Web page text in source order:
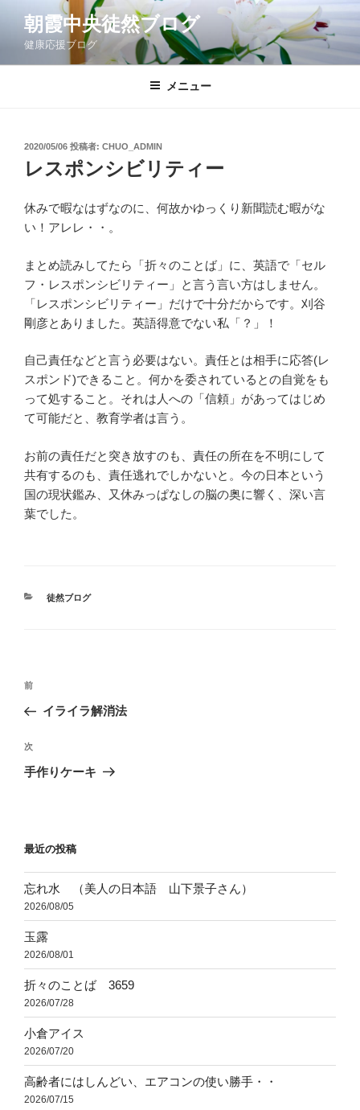
ン
朝霞中央徒然ブログ
健康応援ブログ
メニュー
投
稿
日:
2020/05/06 投稿者: CHUO_ADMIN
レスポンシビリティー
休みで暇なはずなのに、何故かゆっくり新聞読む暇がな
い！アレレ・・。
まとめ読みしてたら「折々のことば」に、英語で「セル
フ・レスポンシビリティー」と言う言い方はしません。
「レスポンシビリティー」だけで十分だからです。刈谷
剛彦とありました。英語得意でない私「？」！
自己責任などと言う必要はない。責任とは相手に応答(レ
スポンド)できること。何かを委されているとの自覚をも
って処すること。それは人への「信頼」があってはじめ
て可能だと、教育学者は言う。
お前の責任だと突き放すのも、責任の所在を不明にして
共有するのも、責任逃れでしかないと。今の日本という
国の現状鑑み、又休みっぱなしの脳の奥に響く、深い言
葉でした。
カ
徒然ブログ
投
ナ
ビ
ゲ
ン
前
の
稿
前
イライラ解消法
次
の
次
手作りケーキ
最近の投稿
忘れ水 （美人の日本語 山下景子さん）
2026/08/05
玉露
2026/08/01
折々のことば 3659
2026/07/28
小倉アイス
2026/07/20
高齢者にはしんどい、エアコンの使い勝手・・
2026/07/15